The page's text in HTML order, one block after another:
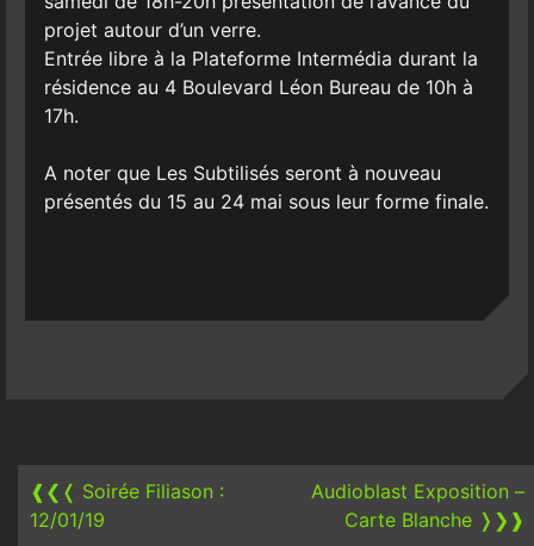
projet autour d’un verre.
Entrée libre à la Plateforme Intermédia durant la
résidence au 4 Boulevard Léon Bureau de 10h à
17h.
A noter que Les Subtilisés seront à nouveau
présentés du 15 au 24 mai sous leur forme finale.
navigation
❰❮❬ Soirée Filiason :
12/01/19
Audioblast Exposition –
Carte Blanche ❭❯❱